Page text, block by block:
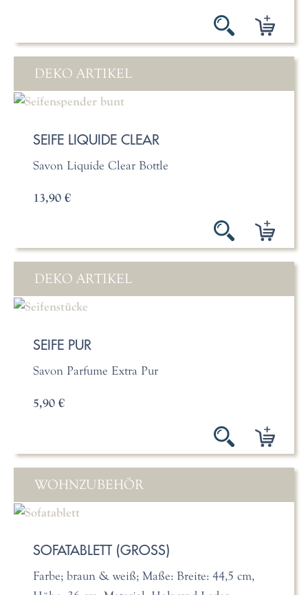
DEKO ARTIKEL
SEIFE LIQUIDE CLEAR
Savon Liquide Clear Bottle
13,90 €
DEKO ARTIKEL
SEIFE PUR
Savon Parfume Extra Pur
5,90 €
WOHNZUBEHÖR
SOFATABLETT (GROSS)
Farbe; braun & weiß; Maße: Breite: 44,5 cm,